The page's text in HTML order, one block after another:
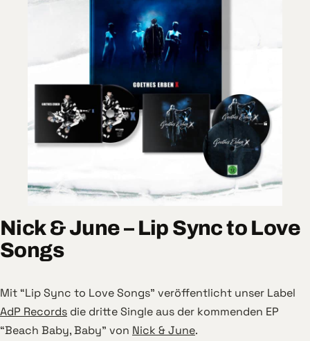
Nick & June – Lip Sync to Love
Songs
Mit “Lip Sync to Love Songs” veröffentlicht unser Label
AdP Records die dritte Single aus der kommenden EP
“Beach Baby, Baby” von Nick & June.